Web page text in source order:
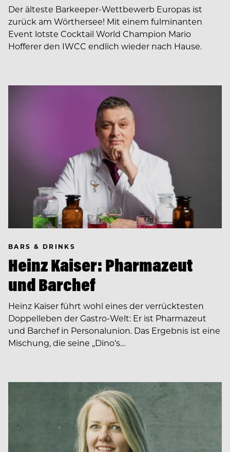
Der älteste Barkeeper-Wettbewerb Europas ist
zurück am Wörthersee! Mit einem fulminanten
Event lotste Cocktail World Champion Mario
Hofferer den IWCC endlich wieder nach Hause.
BARS & DRINKS
Heinz Kaiser: Pharmazeut
und Barchef
Heinz Kaiser führt wohl eines der verrücktesten
Doppelleben der Gastro-Welt: Er ist Pharmazeut
und Barchef in Personalunion. Das Ergebnis ist eine
Mischung, die seine „Dino’s…